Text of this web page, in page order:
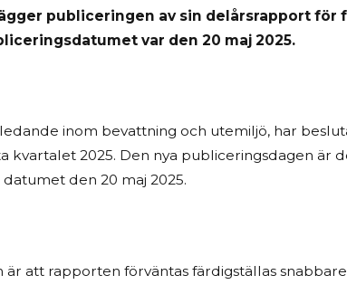
publiceringen av sin delårsrapport för
var den 20 maj 2025.
inom bevattning och utemiljö, har
2025. Den nya publiceringsdagen är
den 20 maj 2025.
att rapporten förväntas färdigställas